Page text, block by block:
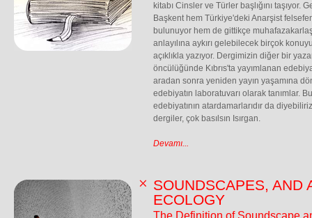
kitabı Cinsler ve Türler başlığını taşıyor.
Başkent hem Türkiye'deki Anarşist
bulunuyor hem de gittikçe
anlayılına aykırı gelebilecek birçok
açıklıkla yazıyor. Dergimizin diğer bir
öncülüğünde Kıbrıs'ta yayımlanan
aradan sonra yeniden yayın yaşamına
edebiyatın laboratuvarı olarak tanımlar.
edebiyatının atardamarlarıdır da
dergiler, çok basılsın Isırgan.
Devamı...
SOUNDSCAPES, AND
ECOLOGY
The Definition of Soundscape